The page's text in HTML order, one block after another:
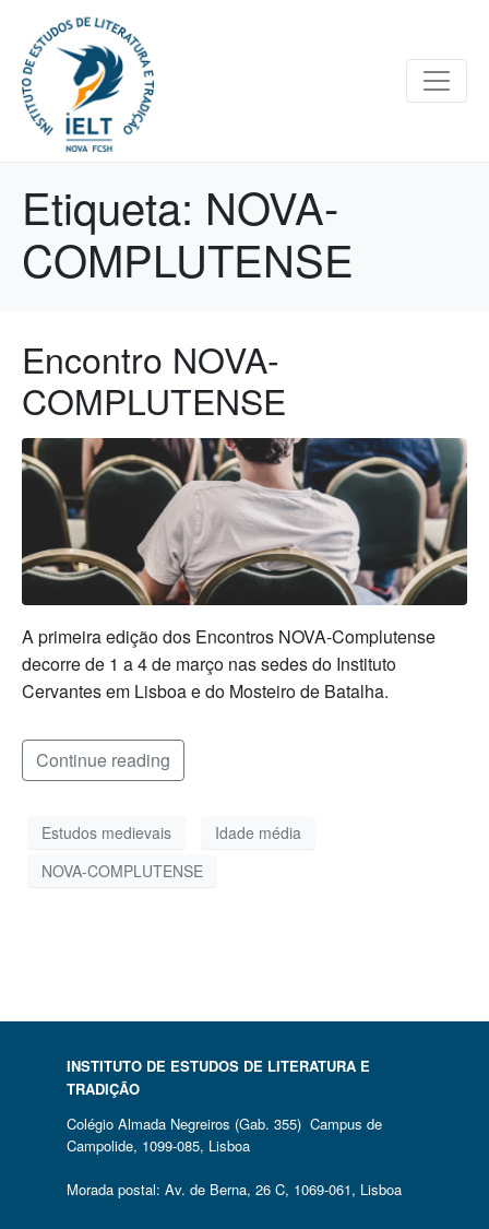
Etiqueta: NOVA-
COMPLUTENSE
Encontro NOVA-
COMPLUTENSE
A primeira edição dos Encontros NOVA-Complutense
decorre de 1 a 4 de março nas sedes do Instituto
Cervantes em Lisboa e do Mosteiro de Batalha.
Continue reading
Estudos medievais
Idade média
NOVA-COMPLUTENSE
INSTITUTO DE ESTUDOS DE LITERATURA E
TRADIÇÃO
Colégio Almada Negreiros (Gab. 355) Campus de
Campolide, 1099-085, Lisboa
Morada postal: Av. de Berna, 26 C, 1069-061, Lisboa